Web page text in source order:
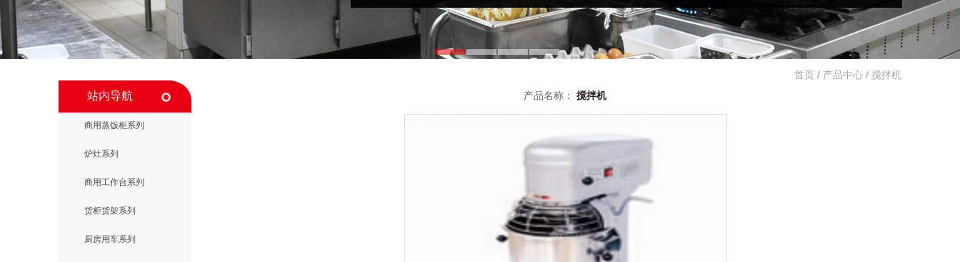
站内导航
商用蒸饭柜系列
炉灶系列
商用工作台系列
货柜货架系列
厨房用车系列
首页 / 产品中心 / 搅拌机
产品名称：
搅拌机